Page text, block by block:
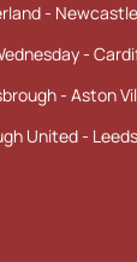
-
-
- Aston
United -